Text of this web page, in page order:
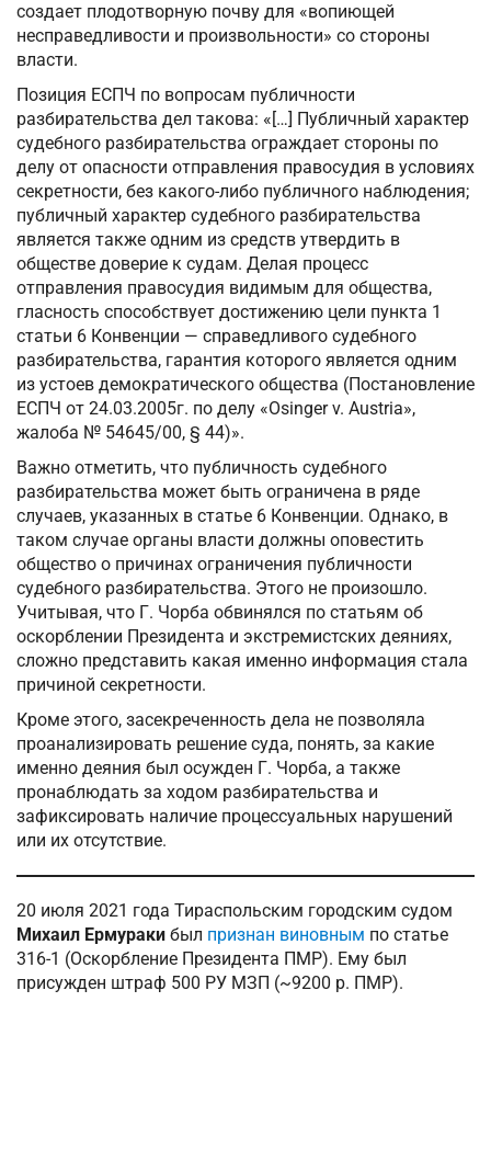
создает плодотворную почву для «вопиющей
несправедливости и произвольности» со стороны
власти.
Позиция ЕСПЧ по вопросам публичности
разбирательства дел такова: «[…] Публичный характер
судебного разбирательства ограждает стороны по
делу от опасности отправления правосудия в условиях
секретности, без какого-либо публичного наблюдения;
публичный характер судебного разбирательства
является также одним из средств утвердить в
обществе доверие к судам. Делая процесс
отправления правосудия видимым для общества,
гласность способствует достижению цели пункта 1
статьи 6 Конвенции — справедливого судебного
разбирательства, гарантия которого является одним
из устоев демократического общества (Постановление
ЕСПЧ от 24.03.2005г. по делу «Osinger v. Austria»,
жалоба № 54645/00, § 44)».
Важно отметить, что публичность судебного
разбирательства может быть ограничена в ряде
случаев, указанных в статье 6 Конвенции. Однако, в
таком случае органы власти должны оповестить
общество о причинах ограничения публичности
судебного разбирательства. Этого не произошло.
Учитывая, что Г. Чорба обвинялся по статьям об
оскорблении Президента и экстремистских деяниях,
сложно представить какая именно информация стала
причиной секретности.
Кроме этого, засекреченность дела не позволяла
проанализировать решение суда, понять, за какие
именно деяния был осужден Г. Чорба, а также
пронаблюдать за ходом разбирательства и
зафиксировать наличие процессуальных нарушений
или их отсутствие.
20 июля 2021 года Тираспольским городским судом
Михаил Ермураки был признан виновным по статье
316-1 (Оскорбление Президента ПМР). Ему был
присужден штраф 500 РУ МЗП (~9200 р. ПМР).